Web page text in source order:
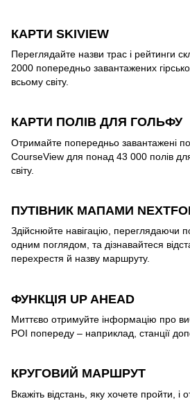
КАРТИ SKIVIEW
Переглядайте назви трас і рейтинги
2000 попередньо завантажених
всьому світу.
КАРТИ ПОЛІВ ДЛЯ ГОЛЬФУ
Отримайте попередньо завантажені
CourseView для понад 43 000 полів
світу.
ПУТІВНИК МАПАМИ
Здійснюйте навігацію, переглядаючи
одним поглядом, та дізнавайтеся
перехрестя й назву маршруту.
ФУНКЦІЯ UP AHEAD
Миттєво отримуйте інформацію про
POI попереду – наприклад, станції
КРУГОВИЙ МАРШРУТ
Вкажіть відстань, яку хочете пройти, і